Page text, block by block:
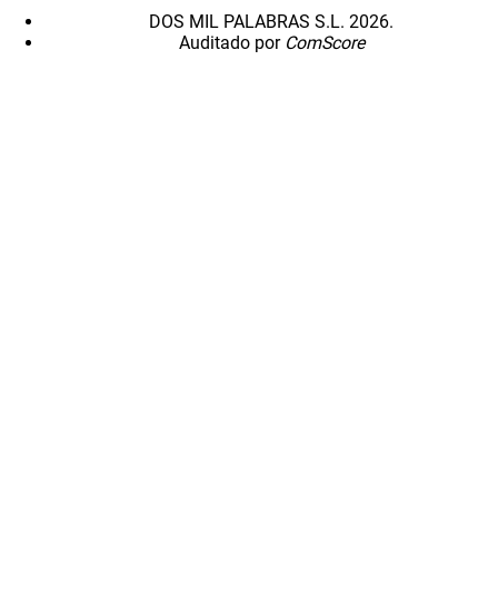
DOS MIL PALABRAS S.L. 2026.
Auditado por ComScore